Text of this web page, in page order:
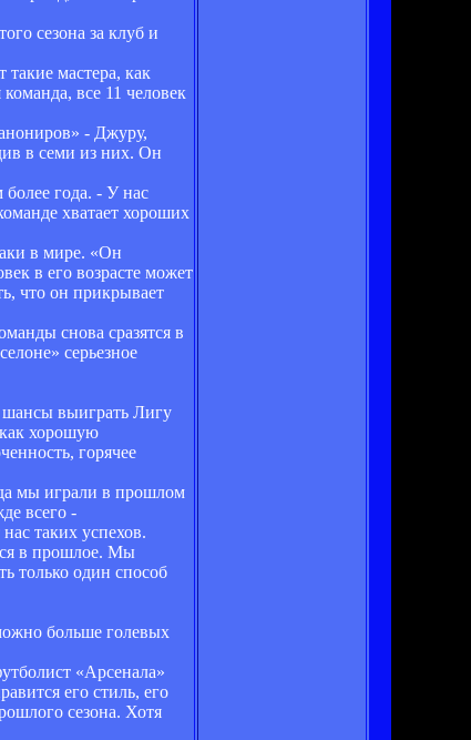
сезона за клуб и
мастера, как
все 11 человек
- Джуру,
в семи из них. Он
года. - У нас
хватает хороших
в мире. «Он
в его возрасте может
что он прикрывает
снова сразятся в
серьезное
шансы выиграть Лигу
как хорошую
горячее
мы играли в прошлом
всего -
таких успехов.
в прошлое. Мы
только один способ
больше голевых
«Арсенала»
его стиль, его
сезона. Хотя